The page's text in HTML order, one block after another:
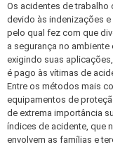
Os acidentes de
devido às indenizações
pelo qual fez com que
a segurança no
exigindo suas
é pago às vítimas de
Entre os métodos mais
equipamentos de
de extrema importância
índices de acidente, que
envolvem as famílias e